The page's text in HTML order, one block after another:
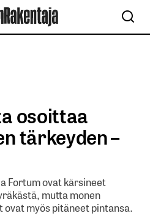
osoittaa
tärkeyden –
Fortum ovat kärsineet
mutta monen
myös pitäneet pintansa.